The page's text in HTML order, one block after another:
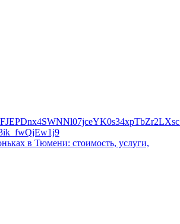
в Тюмени: стоимость, услуги,